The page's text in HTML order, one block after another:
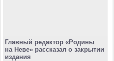
Главный редактор «Родины
на Неве» рассказал о закрытии
издания